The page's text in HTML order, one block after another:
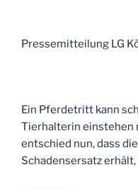
Pressemitteilung LG
Ein Pferdetritt kann
Tierhalterin einstehen
entschied nun, dass
Schadensersatz